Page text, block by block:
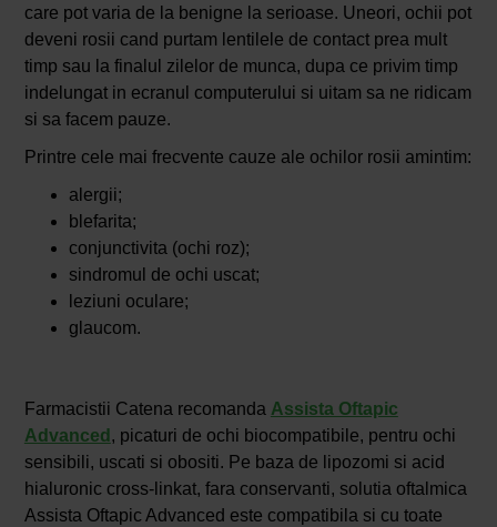
care pot varia de la benigne la serioase. Uneori, ochii pot
deveni rosii cand purtam lentilele de contact prea mult
timp sau la finalul zilelor de munca, dupa ce privim timp
indelungat in ecranul computerului si uitam sa ne ridicam
si sa facem pauze.
Printre cele mai frecvente cauze ale ochilor rosii amintim:
alergii;
blefarita;
conjunctivita (ochi roz);
sindromul de ochi uscat;
leziuni oculare;
glaucom.
Farmacistii Catena recomanda Assista Oftapic
Advanced , picaturi de ochi biocompatibile, pentru ochi
sensibili, uscati si obositi. Pe baza de lipozomi si acid
hialuronic cross-linkat, fara conservanti, solutia oftalmica
Assista Oftapic Advanced este compatibila si cu toate